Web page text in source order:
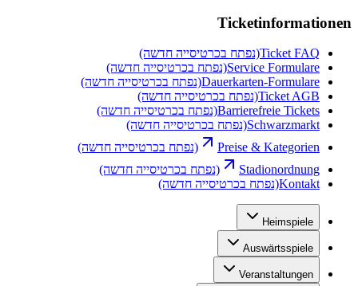
Ticketinformationen
Ticket FAQ(נפתח בכרטיסייה חדשה)
Service Formulare(נפתח בכרטיסייה חדשה)
Dauerkarten-Formulare(נפתח בכרטיסייה חדשה)
Ticket AGB(נפתח בכרטיסייה חדשה)
Barrierefreie Tickets(נפתח בכרטיסייה חדשה)
Schwarzmarkt(נפתח בכרטיסייה חדשה)
Preise & Kategorien
(נפתח בכרטיסייה חדשה)
Stadionordnung
(נפתח בכרטיסייה חדשה)
Kontakt(נפתח בכרטיסייה חדשה)
Heimspiele
Auswärtsspiele
Veranstaltungen